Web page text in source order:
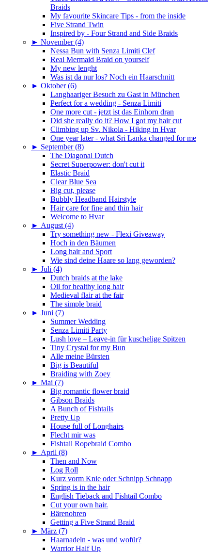
Braids
My favourite Skincare Tips - from the inside
Five Strand Twin
Inspired by - Four Strand and Side Braids
► November (4)
Nessa Bun with Senza Limiti Clef
Real Mermaid Braid on yourself
My new lenght
Was ist da nur los? Noch ein Haarschnitt
► Oktober (6)
Langhaariger Besuch zu Gast in München
Perfect for a wedding - Senza Limiti
One more cut - jetzt ist das Einhorn dran
Did she really do it? How I got my hair cut
Climbing up Sv. Nikola - Hiking in Hvar
One year later - what Sri Lanka changed for me
► September (8)
The Diagonal Dutch
Secret Superpower: don't cut it
Elastic Braid
Clear Blue Sea
Big cut, please
Bubbly Headband Hairstyle
Hair care for fine and thin hair
Welcome to Hvar
► August (4)
Try something new - Flexi Giveaway
Hoch in den Bäumen
Long hair and Sport
Wie sind deine Haare so lang geworden?
► Juli (4)
Dutch braids at the lake
Oil for healthy long hair
Medieval flair at the fair
The simple braid
► Juni (7)
Summer Wedding
Senza Limiti Party
Lush love – Leave-in für kuschelige Spitzen
Tiny Crystal for my Bun
Alle meine Bürsten
Big is Beautiful
Braiding with Zoey
► Mai (7)
Big romantic flower braid
Gibson Braids
A Bunch of Fishtails
Pretty Up
House full of Longhairs
Flecht mir was
Fishtail Ropebraid Combo
► April (8)
Then and Now
Log Roll
Kurz vorm Knie oder Schnipp Schnapp
Spring is in the hair
English Tieback and Fishtail Combo
Cut your own hair.
Bärenohren
Getting a Five Strand Braid
► März (7)
Haarnadeln - was und wofür?
Warrior Half Up